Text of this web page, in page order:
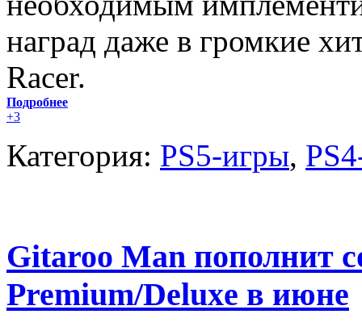
наград даже в громкие
Racer.
Подробнее
+3
Категория: PS5-игры,
Gitaroo Man пополнит
Premium/Deluxe в июне